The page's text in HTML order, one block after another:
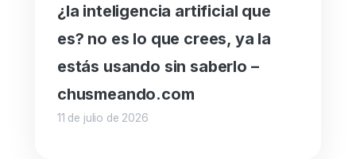
¿la inteligencia artificial que
es? no es lo que crees, ya la
estás usando sin saberlo –
chusmeando.com
11 de julio de 2026